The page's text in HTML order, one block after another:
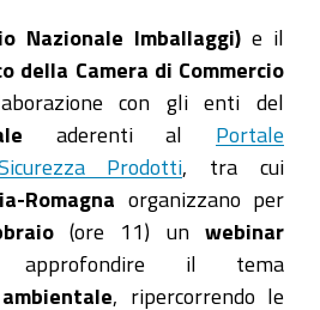
Nazionale Imballaggi) e il
della Camera di Commercio
con gli enti del
aderenti al Portale
Prodotti , tra cui
Romagna organizzano per
(ore 11) unwebinar
il tema
, ripercorrendo le